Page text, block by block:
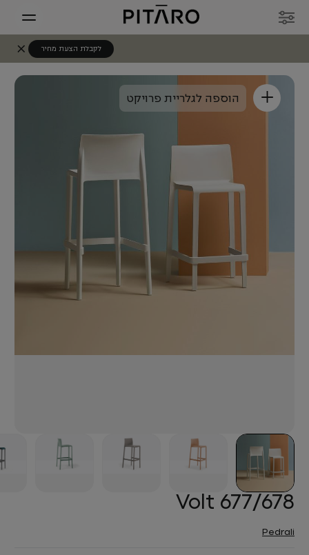
לקבלת הצעת מחיר
+ הוספה לגלריית פרויקט
Volt 677/678
Pedrali